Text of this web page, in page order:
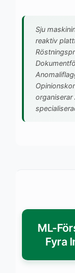
Sju
reaktiv
ML-
Fyra